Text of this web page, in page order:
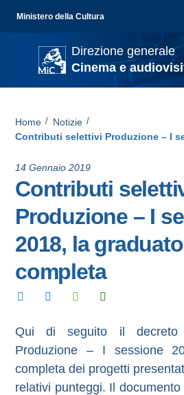
Ministero della Cultura
Direzione generale
Cinema e
Home / Notizie /
14 Gennaio 2019
Contributi
Produzione – I
2018, la
completa
Qui di seguito il decreto
Produzione – I sessione
completa dei progetti
relativi punteggi. Il